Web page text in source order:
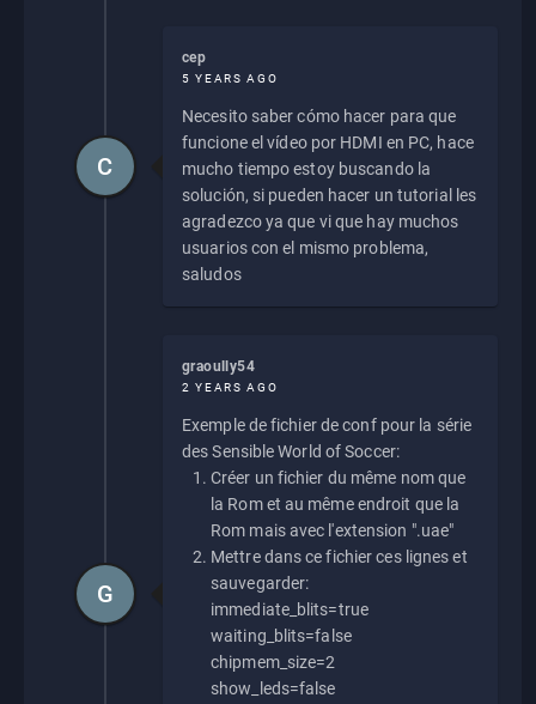
cep
5 YEARS AGO
Necesito saber cómo hacer para que
funcione el vídeo por HDMI en PC, hace
mucho tiempo estoy buscando la
solución, si pueden hacer un tutorial les
agradezco ya que vi que hay muchos
usuarios con el mismo problema,
saludos
C
graoully54
2 YEARS AGO
Exemple de fichier de conf pour la série
des Sensible World of Soccer:
Créer un fichier du même nom que
la Rom et au même endroit que la
Rom mais avec l'extension ".uae"
Mettre dans ce fichier ces lignes et
sauvegarder:
immediate_blits=true
waiting_blits=false
chipmem_size=2
show_leds=false
G